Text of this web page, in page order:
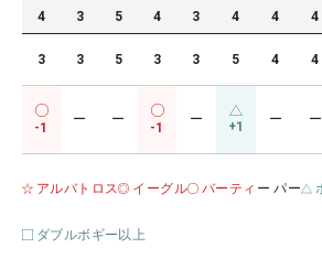
4 3 5 4 3 4 4 4
3 3 5 3 3 5 4 4
-1
ー ー
-1
ー +1 ー ー
アルバトロス イーグル バーティ ー パー
ダブルボギー以上